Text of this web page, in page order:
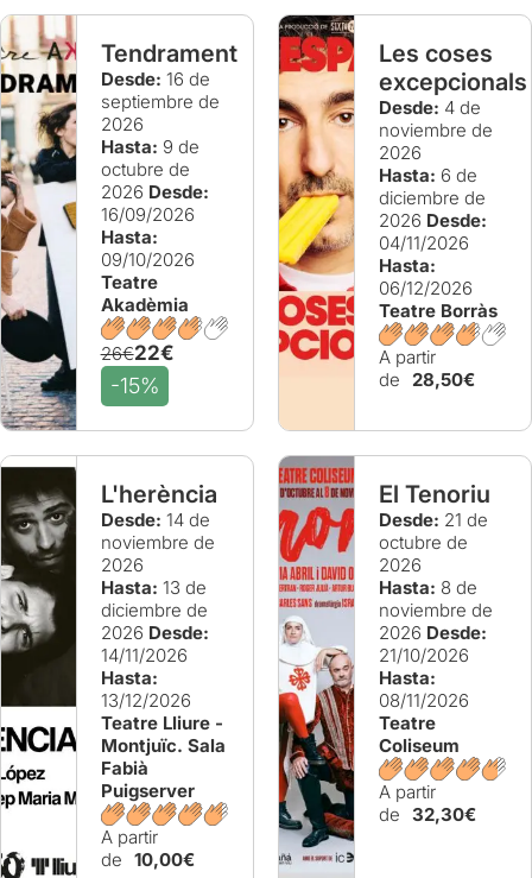
Tendrament
Desde: 16 de
septiembre de
2026
Hasta: 9 de
octubre de
2026 Desde:
16/09/2026
Hasta:
09/10/2026
Teatre
Akadèmia
26€22€
-15%
Les coses
excepcionals
Desde: 4 de
noviembre de
2026
Hasta: 6 de
diciembre de
2026 Desde:
04/11/2026
Hasta:
06/12/2026
Teatre Borràs
A partir
de
28,50€
L'herència
Desde: 14 de
noviembre de
2026
Hasta: 13 de
diciembre de
2026 Desde:
14/11/2026
Hasta:
13/12/2026
Teatre Lliure -
Montjuïc. Sala
Fabià
Puigserver
A partir
de 10,00€
El Tenoriu
Desde: 21 de
octubre de
2026
Hasta: 8 de
noviembre de
2026 Desde:
21/10/2026
Hasta:
08/11/2026
Teatre
Coliseum
A partir
de 32,30€